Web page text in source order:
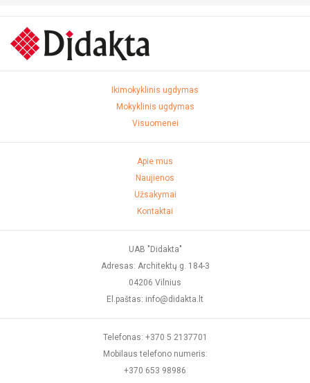
Ikimokyklinis ugdymas
Mokyklinis ugdymas
Visuomenei
Apie mus
Naujienos
Užsakymai
Kontaktai
UAB "Didakta"
Adresas: Architektų g. 184-3
04206 Vilnius
El.paštas: info@didakta.lt
Telefonas: +370 5 2137701
Mobilaus telefono numeris:
+370 653 98986